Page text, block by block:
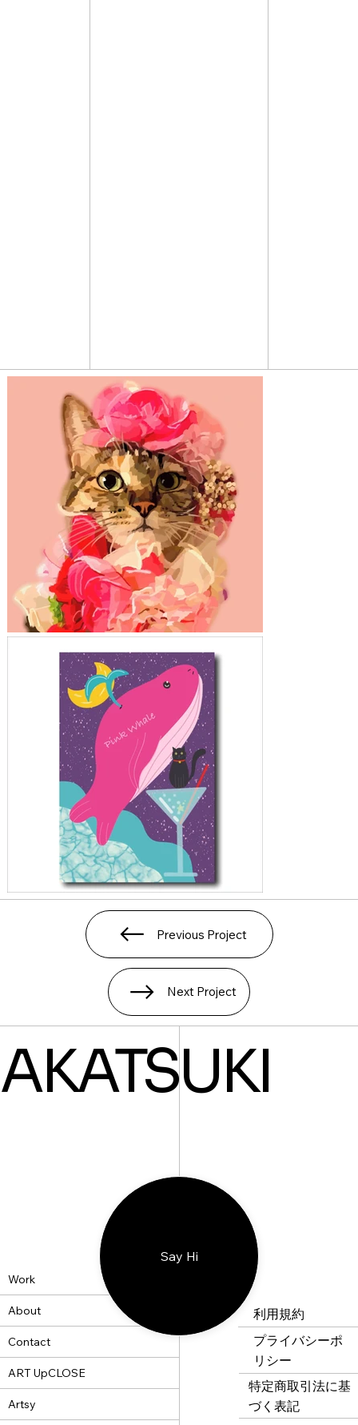
Previous Project
Next Project
Work
About
Contact
ART UpCLOSE
Artsy
AKATSUKI
Say Hi
利用規約
プライバシーポ
リシー
特定商取引法に基
づく表記